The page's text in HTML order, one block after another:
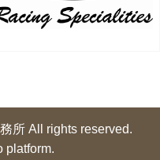
所 All rights reserved.
platform.